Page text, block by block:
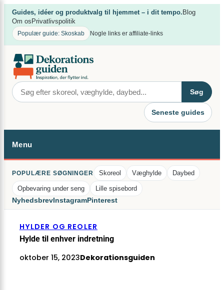
Spring
indhold
Guides, idéer og produktvalg til hjemmet – i dit tempo. Blog
Om os Privatlivspolitik
Populær guide: Skoskab Nogle links er affiliate-links
Søg
Seneste guides
Menu
POPULÆRE SØGNINGER Skoreol Væghylde Daybed
Opbevaring under seng Lille spisebord
NyhedsbrevInstagramPinterest
HYLDER OG REOLER
Hylde til enhver indretning
oktober 15, 2023Dekorationsguiden